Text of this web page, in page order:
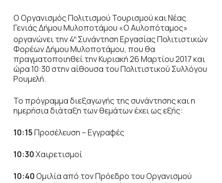
Ο Οργανισμός Πολιτισμού Τουρισμού και Νέας
Γενιάς Δήμου Μυλοποτάμου «Ο Αυλοπόταμος»
οργανώνει την 4ηΣυνάντηση Εργασίας Πολιτιστικών
Φορέων Δήμου Μυλοποτάμου, που θα
πραγματοποιηθεί την Κυριακή 26 Μαρτίου 2017 και
ώρα 10:30 στην αίθουσα του Πολιτιστικού Συλλόγου
Ρουμελή.
Το πρόγραμμα διεξαγωγής της συνάντησης και η
ημερήσια διάταξη των θεμάτων έχει ως εξής:
10:15Προσέλευση – Εγγραφές
10:30Χαιρετισμοί
10:40Ομιλία από τον Πρόεδρο του Οργανισμού